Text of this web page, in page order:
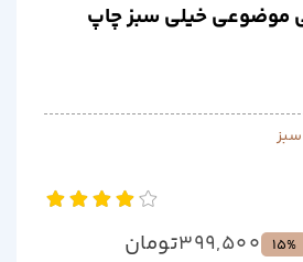
موضوعی خیلی سبز چاپ
15%
399,500تومان